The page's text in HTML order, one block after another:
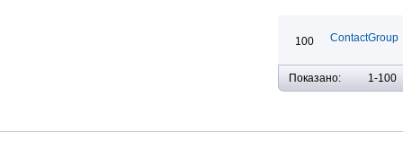
100 ContactGroup
Показано: 1-100